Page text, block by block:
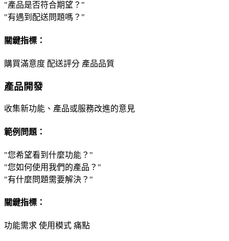
"產品是否符合期望？"
"有遇到配送問題嗎？"
關鍵指標：
購買滿意度 配送評分 產品品質
產品開發
收集新功能、產品或服務改進的意見
範例問題：
"您希望看到什麼功能？"
"您如何使用我們的產品？"
"有什麼問題需要解決？"
關鍵指標：
功能需求 使用模式 痛點